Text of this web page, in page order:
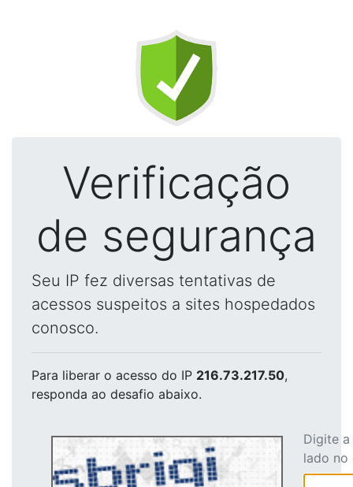
Verificação
de segurança
Seu IP fez diversas tentativas de
acessos suspeitos a sites hospedados
conosco.
Para liberar o acesso do IP 216.73.217.50,
responda ao desafio abaixo.
Digite
lado no